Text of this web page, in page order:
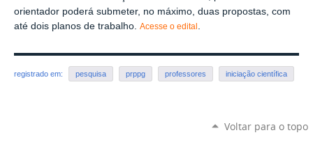
orientador poderá submeter, no máximo, duas propostas, com
até dois planos de trabalho. Acesse o edital
registrado em: pesquisa prppg professores iniciação científica
Voltar para o topo